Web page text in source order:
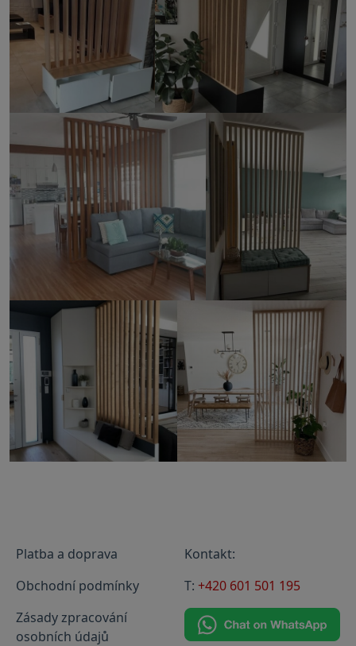
Platba a doprava
Obchodní podmínky
Zásady zpracování
osobních údajů
Kontakt:
T: +420 601 501 195